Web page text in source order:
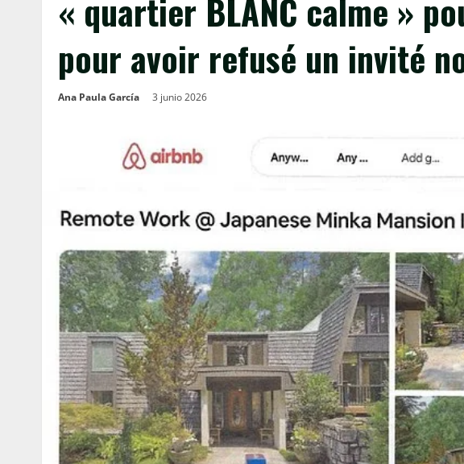
« quartier BLANC calme »
pour avoir refusé un invité
Ana Paula García 3 junio 2026